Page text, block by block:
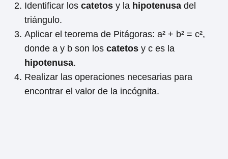
Identificar los catetos y la hipotenusa del
triángulo.
Aplicar el teorema de Pitágoras: a² + b² = c²,
donde a y b son los catetos y c es la
hipotenusa.
Realizar las operaciones necesarias para
encontrar el valor de la incógnita.